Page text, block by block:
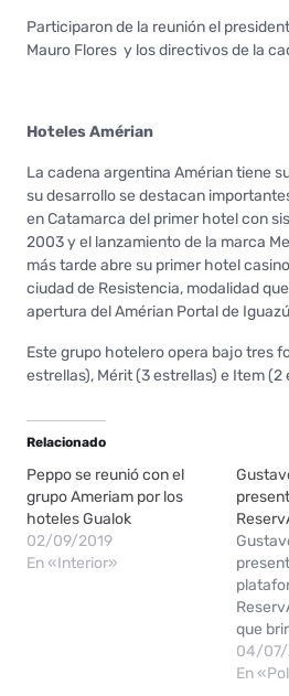
Participaron de la reunión el
Mauro Flores y los directivos de la
Hoteles Amérian
La cadena argentina Amérian tiene
su desarrollo se destacan
en Catamarca del primer hotel con
2003 y el lanzamiento de la marca
más tarde abre su primer hotel
ciudad de Resistencia, modalidad
apertura del Amérian Portal de
Este grupo hotelero opera bajo tres
estrellas), Mérit (3 estrellas) e Item (2
Relacionado
Peppo se reunió con el
grupo Ameriam por los
hoteles Gualok
02/09/2019
En «Interior»
que
que el
04/
En